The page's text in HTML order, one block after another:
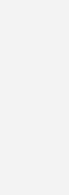
vier Waschtische
einen